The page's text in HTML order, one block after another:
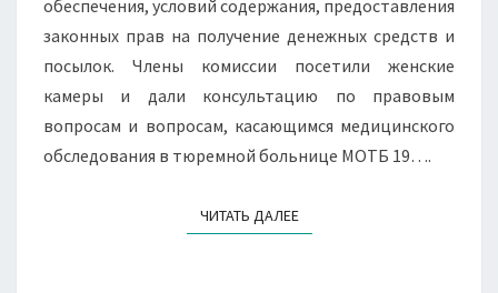
обеспечения, условий содержания, предоставления
законных прав на получение денежных средств и
посылок. Члены комиссии посетили женские
камеры и дали консультацию по правовым
вопросам и вопросам, касающимся медицинского
обследования в тюремной больнице МОТБ 19….
ЧИТАТЬ ДАЛЕЕЧИТАТЬ ДАЛЕЕ